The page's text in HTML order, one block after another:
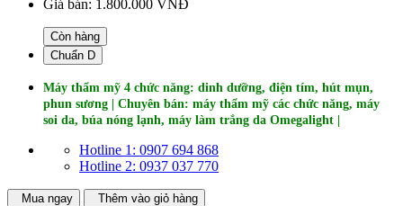
Giá bán: 1.800.000 VNĐ
Còn hàng
Chuẩn D
Máy thẩm mỹ 4 chức năng: dinh dưỡng, điện tím, hút mụn,
phun sương | Chuyên bán: máy thẩm mỹ các chức năng, máy
soi da, búa nóng lạnh, máy làm trắng da Omegalight |
Hotline 1: 0907 694 868
Hotline 2: 0937 037 770
Mua ngay Thêm vào giỏ hàng